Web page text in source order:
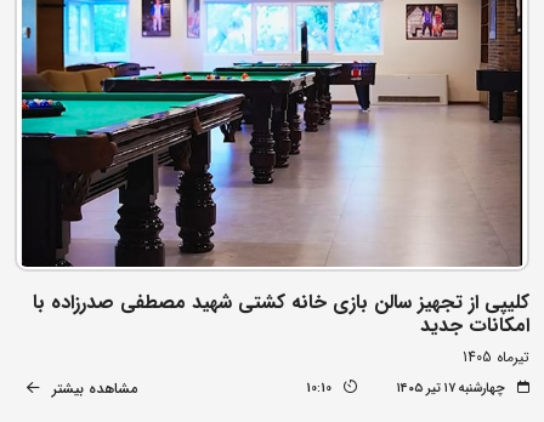
کلیپی از تجهیز سالن بازی خانه کشتی شهید مصطفی صدرزاده با
امکانات جدید
تیرماه 1405
چهارشنبه ۱۷ تیر ۱۴۰۵ 10:10 مشاهده بیشتر